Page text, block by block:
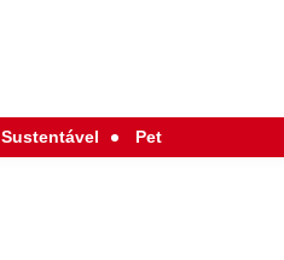
Sustentável Pet